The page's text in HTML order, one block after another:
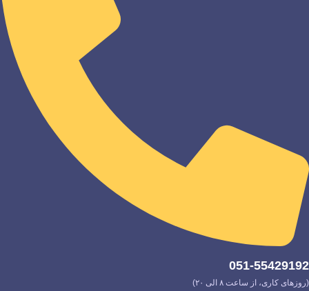
051-55429192
(روزهای کاری، از ساعت ۸ الی ۲۰)